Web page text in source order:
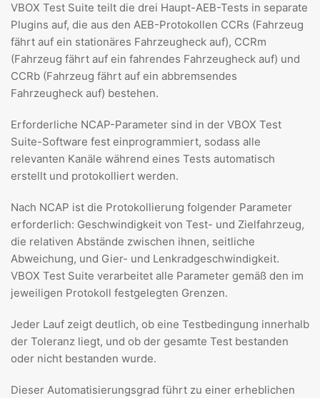
VBOX Test Suite teilt die drei Haupt-AEB-Tests in separate
Plugins auf, die aus den AEB-Protokollen CCRs (Fahrzeug
fährt auf ein stationäres Fahrzeugheck auf), CCRm
(Fahrzeug fährt auf ein fahrendes Fahrzeugheck auf) und
CCRb (Fahrzeug fährt auf ein abbremsendes
Fahrzeugheck auf) bestehen.
Erforderliche NCAP-Parameter sind in der VBOX Test
Suite-Software fest einprogrammiert, sodass alle
relevanten Kanäle während eines Tests automatisch
erstellt und protokolliert werden.
Nach NCAP ist die Protokollierung folgender Parameter
erforderlich: Geschwindigkeit von Test- und Zielfahrzeug,
die relativen Abstände zwischen ihnen, seitliche
Abweichung, und Gier- und Lenkradgeschwindigkeit.
VBOX Test Suite verarbeitet alle Parameter gemäß den im
jeweiligen Protokoll festgelegten Grenzen.
Jeder Lauf zeigt deutlich, ob eine Testbedingung innerhalb
der Toleranz liegt, und ob der gesamte Test bestanden
oder nicht bestanden wurde.
Dieser Automatisierungsgrad führt zu einer erheblichen